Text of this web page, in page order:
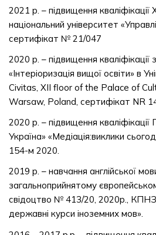
2021 р. – підвищення кваліфікації
національний університет
сертифікат № 21/047
2020 р. – підвищення
«Інтеріоризація вищої освіти» в
Civitas, XII floor of the Palace of
Warsaw, Poland, сертифікат NR
2020 р. – підвищення
Україна» «Медіація:виклики
154-м 2020.
2019 р. – навчання англійської
загальноприйнятому
свідоцтво № 413/20, 2020р., КПНЗ
державні курси іноземних мов».